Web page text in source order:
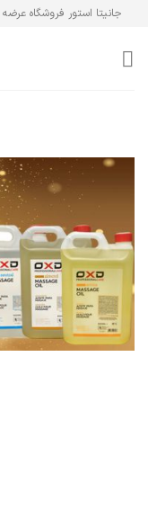
content
جانیتا استور فروشگاه